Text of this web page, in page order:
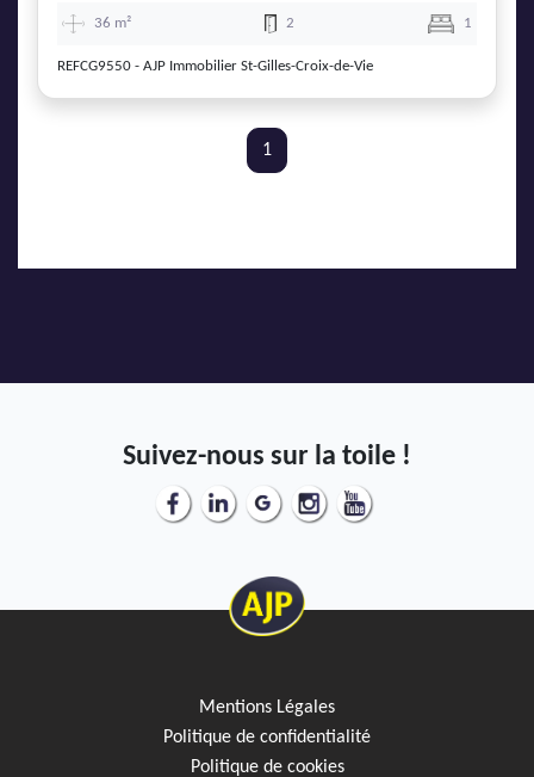
36 m² 2 1
REFCG9550 - AJP Immobilier St-Gilles-Croix-de-Vie
1
Suivez-nous sur la toile !
Mentions Légales
Politique de confidentialité
Politique de cookies